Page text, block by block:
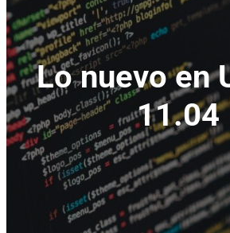
Lo nuevo en
11.04